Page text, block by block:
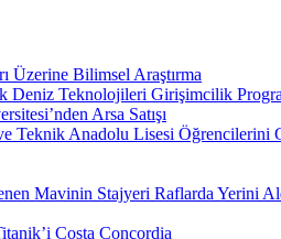
Üzerine Bilimsel Araştırma
Deniz Teknolojileri Girişimcilik
Arsa Satışı
Teknik Anadolu Lisesi Öğrencilerini
Mavinin Stajyeri Raflarda Yerini
Costa Concordia